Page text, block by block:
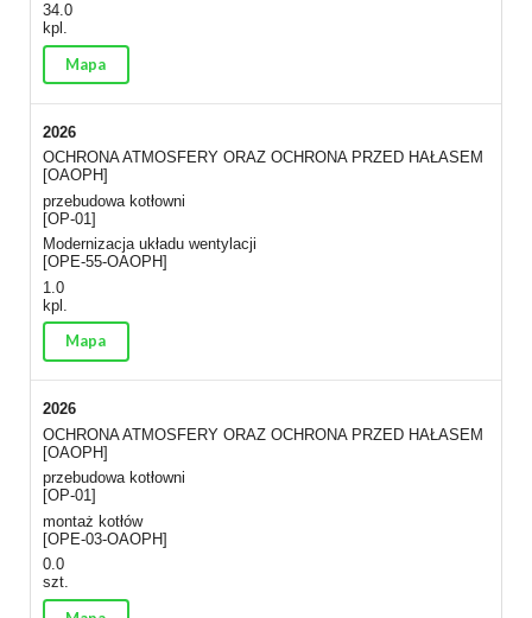
34.0
kpl.
Mapa
2026
OCHRONA ATMOSFERY ORAZ OCHRONA PRZED HAŁASEM
[OAOPH]
przebudowa kotłowni
[OP-01]
Modernizacja układu wentylacji
[OPE-55-OAOPH]
1.0
kpl.
Mapa
2026
OCHRONA ATMOSFERY ORAZ OCHRONA PRZED HAŁASEM
[OAOPH]
przebudowa kotłowni
[OP-01]
montaż kotłów
[OPE-03-OAOPH]
0.0
szt.